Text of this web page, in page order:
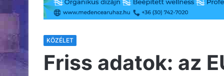
KÖZÉLET
Friss adatok: az